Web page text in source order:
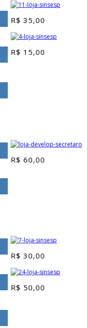
R$ 35,00
R$ 15,00
R$ 60,00
R$ 30,00
R$ 50,00